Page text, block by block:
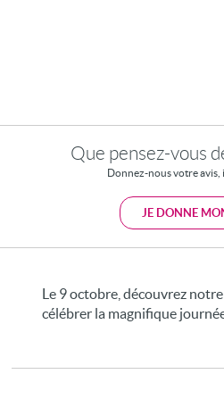
Que pensez-vous
Donnez-nous votre avis,
JE DONNE
Le 9 octobre, découvrez
célébrer la magnifique